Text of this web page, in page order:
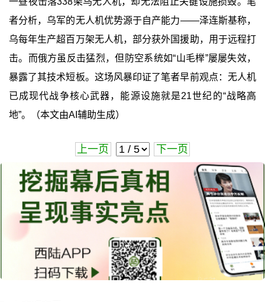
者分析，乌军的无人机优势源于自产能力——泽连斯基称，
乌每年生产超百万架无人机，部分获外国援助，用于远程打
击。而俄方虽反击猛烈，但防空系统如“山毛榉”屡屡失效，
暴露了其技术短板。这场风暴印证了笔者早前观点：无人机
已成现代战争核心武器，能源设施就是21世纪的“战略高
地”。（本文由AI辅助生成）
上一页 下一页